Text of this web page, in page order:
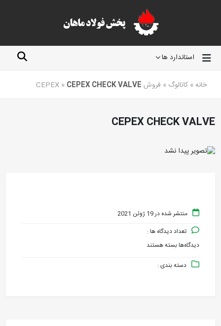
استاندارد ها
خانه » کاتالوگ » فروش CEPEX » CEPEX CHECK VALVE
CEPEX CHECK VALVE
منتشر شده در 19 ژوئن 2021
تعداد دیدگاه ها :
دیدگاه‌ها
برای
CEPEX
بسته هستند
دسته بندی :